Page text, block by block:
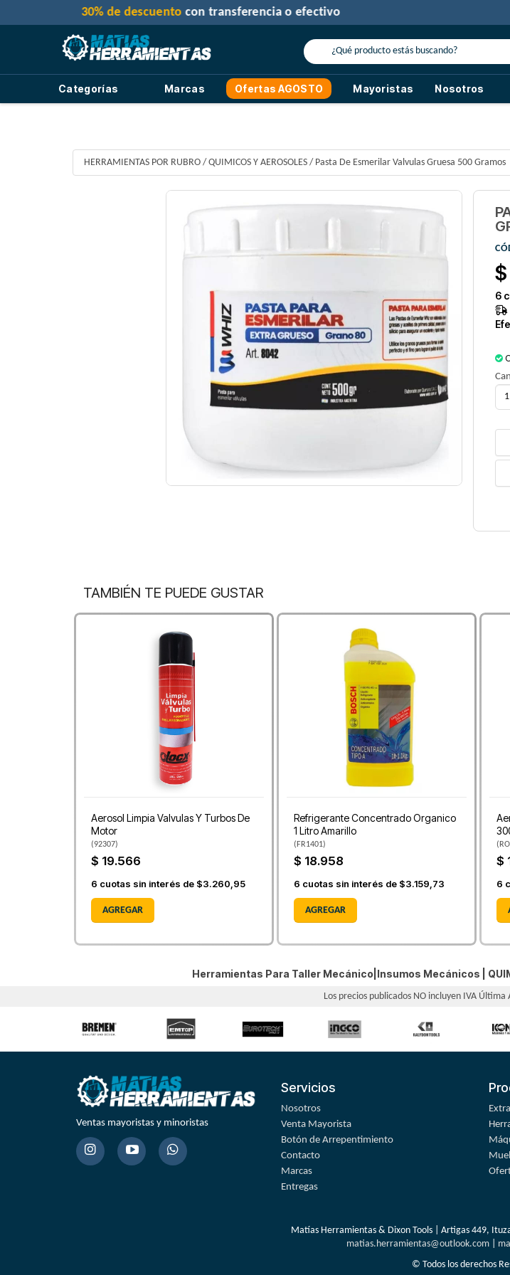
Categorías Marcas Ofertas AGOSTO Mayoristas Nosotros
30% de descuento
HERRAMIENTAS POR RUBRO / QUIMICOS Y AEROSOLES / Pasta De Esmerilar Valvulas Gruesa 500 Gramos
6
TAMBIÉN TE PUEDE GUSTAR
Aerosol Limpia Valvulas Y Turbos De
Motor
(92307)
$ 19.566
6 cuotas sin interés de $3.260,95
AGREGAR
Refrigerante Concentrado Organico
1 Litro Amarillo
( FR1401)
$ 18.958
6 cuotas sin interés de $3.159,73
AGREGAR
(
$
6
Herramientas Para Taller Mecánico|Insumos Mecánicos |
Los precios publicados NO incluyen IVA Última
Ventas mayoristas y minoristas
Servicios
Nosotros
Venta Mayorista
Botón de Arrepentimiento
Contacto
Marcas
Entregas
Matías Herramientas & Dixon Tools | Artigas 449,
matias.herramientas@outlook.com|
© Todos los derechos